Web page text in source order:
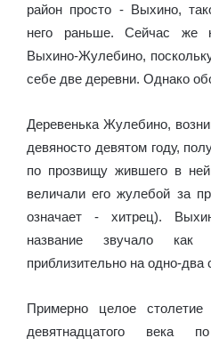
район просто - Выхино,
него раньше. Сейчас же
Выхино-Жулебино,
себе две деревни. Однако
Деревенька Жулебино,
девяносто девятом году,
по прозвищу жившего в
величали его жулебой за
означает - хитрец).
название звучало как
приблизительно на одно-два
Примерно целое
девятнадцатого века